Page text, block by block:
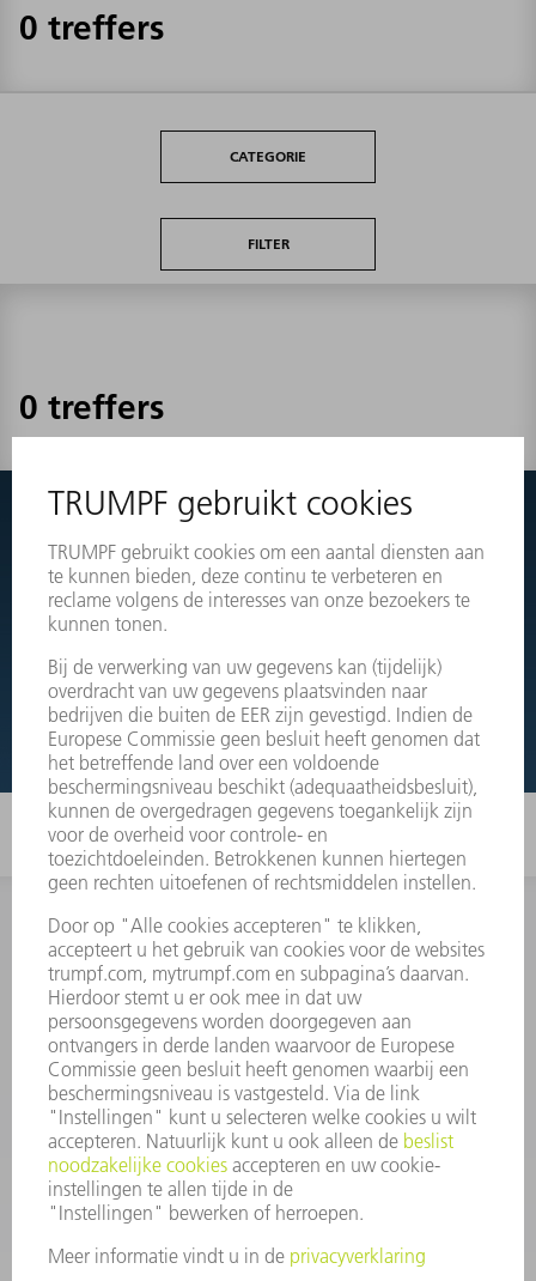
0 treffers
CATEGORIE
FILTER
0 treffers
Schakel eenvoudig door naar de explosietekeningen van uw
machines en bestel direct het juiste onderdeel.
OPENGEWERKTE TEKENINGEN
INFORMATIE
Veel gestelde vragen
Algemene voorwaarden
CONTACT
+31 88 4002 400
Ma. - vr. 8.00 - 17.00 uur
onderdelen.tnl@de.trumpf.com